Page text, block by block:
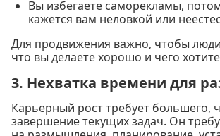
Вы избегаете саморекламы,
кажется вам неловкой или
Для продвижения важно, чтобы
что вы делаете хорошо и чего
3. Нехватка времени для
Карьерный рост требует большего,
завершение текущих задач. Он